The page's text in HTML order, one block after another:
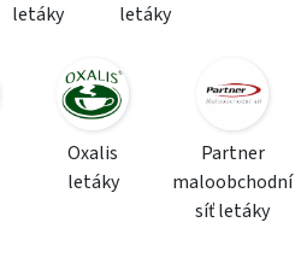
letáky
letáky
Oxalis
letáky
Partner
maloobchodní
síť letáky